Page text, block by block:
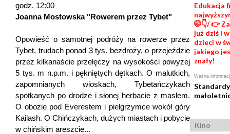
godz. 12:00
Joanna Mostowska "Rowerem przez Tybet"
Opowieść o samotnej podróży na rowerze przez
Tybet, trudach ponad 3 tys. bezdroży, o przejeździe
przez kilkanaście przełęczy na wysokości powyżej
5 tys. m n.p.m. i pękniętych dętkach. O malutkich,
zapomnianych wioskach, Tybetańczykach
spotkanych po drodze i słonej herbacie z masłem.
O obozie pod Everestem i pielgrzymce wokół góry
Kailash. O Chińczykach, dużych miastach i pobycie
w chińskim areszcie...
Edukacja
🤭👇/ 👉
już dziś i
dzieci w
jakiego
znały!
Ważna
Kino